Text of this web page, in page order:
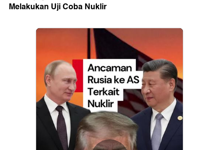
Melakukan Uji Coba Nuklir